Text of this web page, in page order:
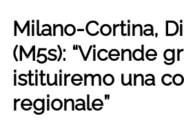
Milano-Cortina,
(M5s): “Vicende
istituiremo una
regionale”